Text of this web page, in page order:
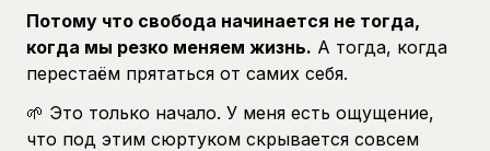
Потому что свобода начинается не тогда,
когда мы резко меняем жизнь. А тогда, когда
перестаём прятаться от самих себя.
🌱 Это только начало. У меня есть ощущение,
что под этим сюртуком скрывается совсем